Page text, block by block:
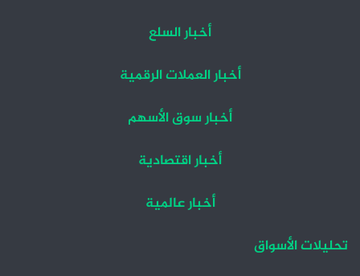
أخبار السلع
أخبار العملات الرقمية
أخبار سوق الأسهم
أخبار اقتصادية
أخبار عالمية
تحليلات الأسواق